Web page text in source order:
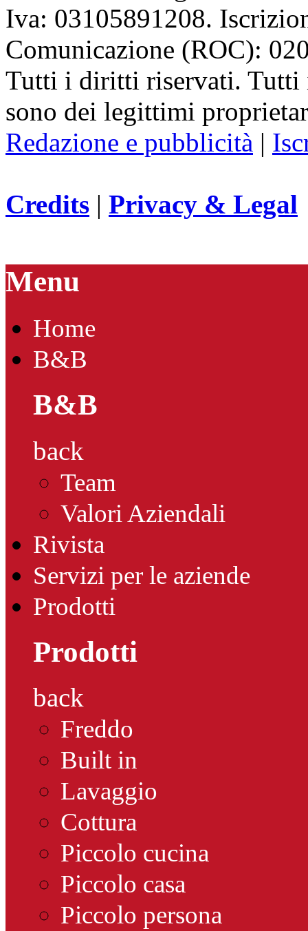
Iva: 03105891208.
Comunicazione (ROC):
Tutti i diritti riservati. Tutti
sono dei legittimi
Redazione e pubblicità |
Credits | Privacy & Legal
Menu
Home
B&B
B&B
back
Team
Valori Aziendali
Rivista
Servizi per le aziende
Prodotti
Prodotti
back
Freddo
Built in
Lavaggio
Cottura
Piccolo cucina
Piccolo casa
Piccolo persona